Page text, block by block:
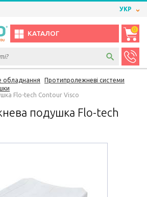
УКР
КАТАЛОГ
0
обладнання
Протипролежневі системи
Flo-tech Contour Visco
подушка Flo-tech